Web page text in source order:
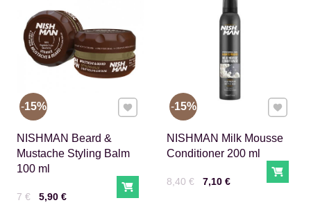
NISHMAN Beard &
Mustache Styling Balm
100 ml
Cena s DPH
5,90 €
Pred zľavou:
7 € Do košíka
15% Pridať k Obľúbeným
NISHMAN Milk Mousse
Conditioner 200 ml
Cena s DPH
7,10 €
Pred zľavou:
8,40 € Do
15% Pridať